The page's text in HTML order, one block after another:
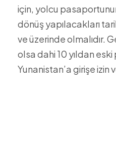
için, yolcu
dönüş yapılacakları
ve üzerinde olmalıdır.
olsa dahi 10 yıldan
Yunanistan’a girişe